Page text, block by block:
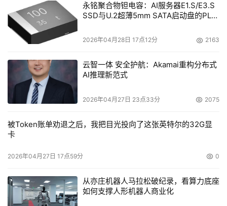
存储设备配置一览表：
配置
数
说明
光纤
双冗余热插拔RAID控制
器，Active－Active工作方
通道，2个FC磁盘通道，支
持在线Firmware升级；支
持RAID0、1、0+1、5、
永铭聚合物钽电容：AI服务器E1.S/E3.S
SSD与U.2超薄5mm SATA启动盘的PLP
2026年04月28日 17点12分 2163
云智一体 安全护航：Akamai重构分布式
AI推理新范式
2026年04月27日 23点33分 2075
被Token账单劝退之后，我把目光投向了这张英特尔的32G显
卡
2026年04月27日 17点59分 0
从亦庄机器人马拉松破纪录，看算力底座
如何支撑人形机器人商业化